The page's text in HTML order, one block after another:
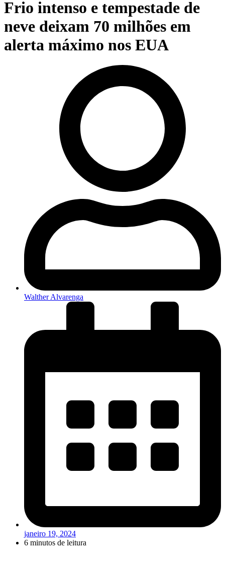
Frio intenso e tempestade de
neve deixam 70 milhões em
alerta máximo nos EUA
Walther Alvarenga
janeiro 19, 2024
6 minutos de leitura